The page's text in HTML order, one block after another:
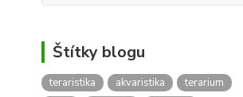
Štítky blogu
teraristika akvaristika
terarium